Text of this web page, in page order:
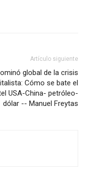
Artículo siguiente
global de la crisis
Cómo se bate el
USA-China- petróleo-
dólar -- Manuel Freytas